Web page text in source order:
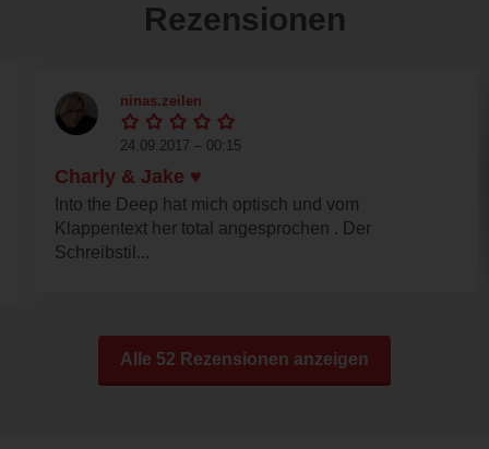
Rezensionen
ninas.zeilen
24.09.2017 – 00:15
Charly & Jake ♥
Into the Deep hat mich optisch und vom
Klappentext her total angesprochen . Der
Schreibstil...
Alle 52 Rezensionen anzeigen